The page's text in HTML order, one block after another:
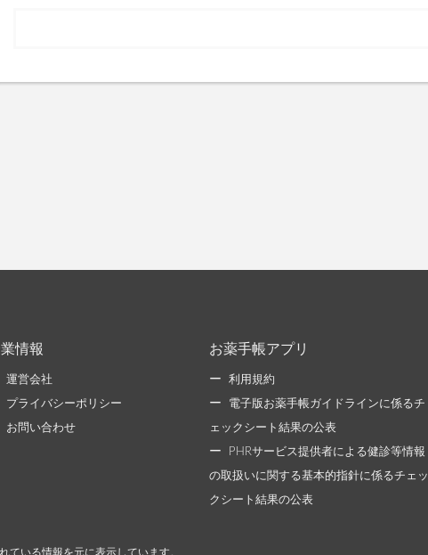
情報
運営会社
プライバシーポリシー
お問い合わせ
お薬手帳アプリ
利用規約
電子版お薬手帳ガイドラインに係るチ
ェックシート結果の公表
PHRサービス提供者による健診等情報
の取扱いに関する基本的指針に係るチェッ
クシート結果の公表
ている情報を元に表示しています。